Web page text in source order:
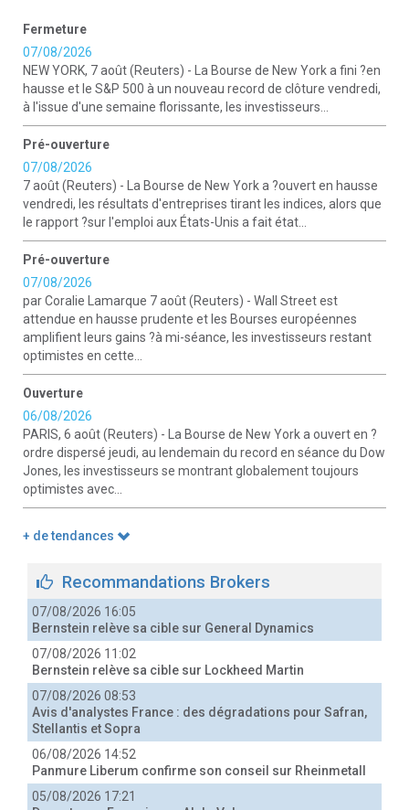
Fermeture
07/08/2026
NEW YORK, 7 août (Reuters) - La Bourse de New York a fini ?en
hausse et le S&P 500 à un nouveau record de clôture vendredi,
à l'issue d'une semaine florissante, les investisseurs...
Pré-ouverture
07/08/2026
7 août (Reuters) - La Bourse de New York a ?ouvert en hausse
vendredi, les résultats d'entreprises tirant les indices, alors que
le rapport ?sur l'emploi aux États-Unis a fait état...
Pré-ouverture
07/08/2026
par Coralie Lamarque 7 août (Reuters) - Wall Street est
attendue en hausse prudente et les Bourses européennes
amplifient leurs gains ?à mi-séance, les investisseurs restant
optimistes en cette...
Ouverture
06/08/2026
PARIS, 6 août (Reuters) - La Bourse de New York a ouvert en ?
ordre dispersé jeudi, au lendemain du record en séance du Dow
Jones, les investisseurs se montrant globalement toujours
optimistes avec...
+ de tendances
Recommandations Brokers
07/08/2026 16:05
Bernstein relève sa cible sur General Dynamics
07/08/2026 11:02
Bernstein relève sa cible sur Lockheed Martin
07/08/2026 08:53
Avis d'analystes France : des dégradations pour Safran,
Stellantis et Sopra
06/08/2026 14:52
Panmure Liberum confirme son conseil sur Rheinmetall
05/08/2026 17:21